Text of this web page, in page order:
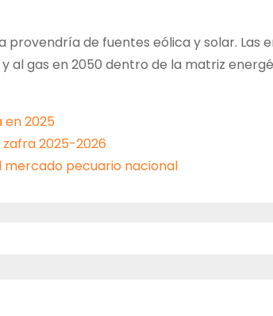
de fuentes eólica y solar. Las
al gas en 2050 dentro de la matriz
2025
2025-2026
pecuario nacional